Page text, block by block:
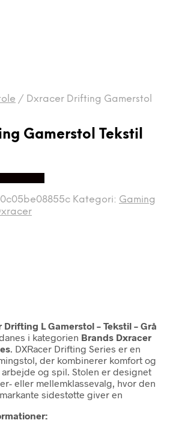
/ Dxracer Drifting Gamerstol
Gamerstol Tekstil
0c05be08855c Kategori: Gaming
Drifting L Gamerstol – Tekstil – Grå
i kategorien Brands Dxracer
. DXRacer Drifting Series er en
der kombinerer komfort og
og spil. Stolen er designet
eller mellemklassevalg, hvor den
sidestøtte giver en